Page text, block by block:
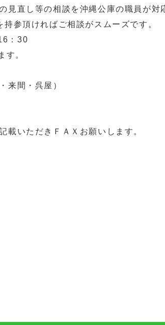
見直し等の相談を沖縄公庫の職員が対
参頂ければご相談がスムーズです。
：30
す。
来間・呉屋）
載いただきＦＡＸお願いします。